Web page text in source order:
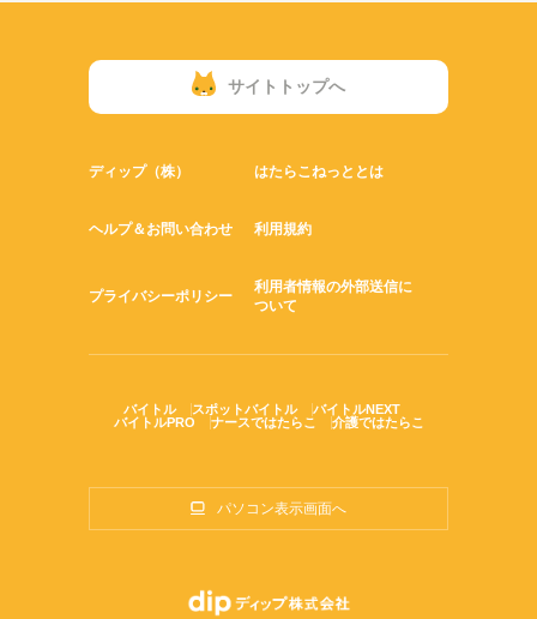
サイトトップへ
ディップ（株） はたらこねっととは
ヘルプ＆お問い合わせ 利用規約
プライバシーポリシー
利用者情報の外部送信に
ついて
バイトル スポットバイトル
バイトルNEXT
バイトルPRO
ナースではたらこ 介護ではたらこ
パソコン表示画面へ